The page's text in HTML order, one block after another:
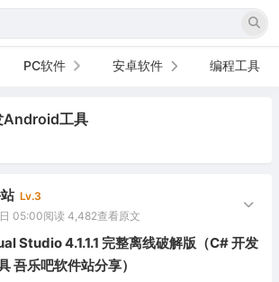
PC软件 安卓软件 编程工具
Android工具
Lv.3
05:00阅读 4,482查看原文
Studio 4.1.1.1 完整离线破解版（C# 开发
吾乐吧软件站分享）